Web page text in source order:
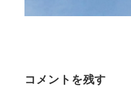
コメントを残す